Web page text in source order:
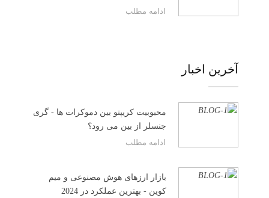
ادامه مطلب
آخرین اخبار
محبوبیت کریپتو بین دموکرات ها - گری
جنسلر از بین می رود؟
ادامه مطلب
بازار ارزهای هوش مصنوعی و میم
کوین - بهترین عملکرد در 2024